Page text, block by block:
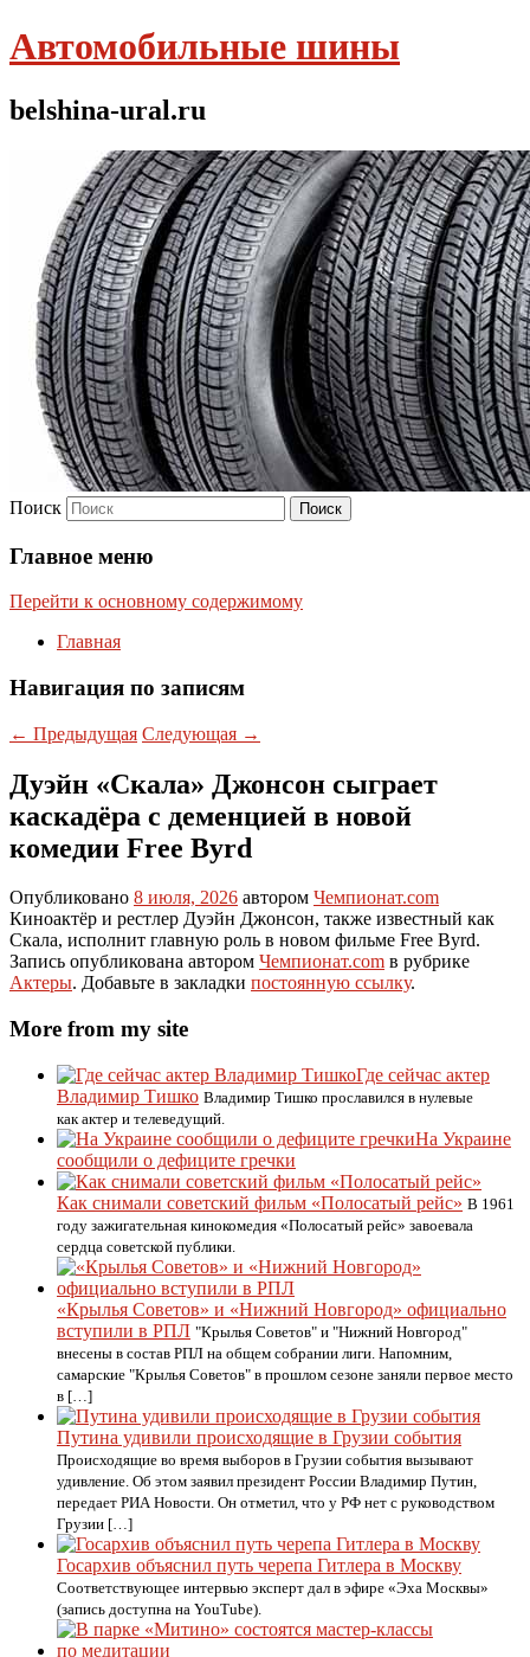
Автомобильные шины
belshina-ural.ru
Поиск
Главное меню
Перейти к основному содержимому
Главная
Навигация по записям
← Предыдущая Следующая →
Дуэйн «Скала» Джонсон сыграет
каскадёра с деменцией в новой
комедии Free Byrd
Опубликовано 8 июля, 2026 автором Чемпионат.com
Киноактёр и рестлер Дуэйн Джонсон, также известный как
Скала, исполнит главную роль в новом фильме Free Byrd.
Запись опубликована автором Чемпионат.com в рубрике
Актеры. Добавьте в закладки постоянную ссылку.
More from my site
Где сейчас актер
Владимир Тишко Владимир Тишко прославился в нулевые
как актер и телеведущий.
На Украине
сообщили о дефиците гречки
Как снимали советский фильм «Полосатый рейс» В 1961
году зажигательная кинокомедия «Полосатый рейс» завоевала
сердца советской публики.
«Крылья Советов» и «Нижний Новгород» официально
вступили в РПЛ "Крылья Советов" и "Нижний Новгород"
внесены в состав РПЛ на общем собрании лиги. Напомним,
самарские "Крылья Советов" в прошлом сезоне заняли первое место
в […]
Путина удивили происходящие в Грузии события
Происходящие во время выборов в Грузии события вызывают
удивление. Об этом заявил президент России Владимир Путин,
передает РИА Новости. Он отметил, что у РФ нет с руководством
Грузии […]
Госархив объяснил путь черепа Гитлера в Москву
Соответствующее интервью эксперт дал в эфире «Эха Москвы»
(запись доступна на YouTube).